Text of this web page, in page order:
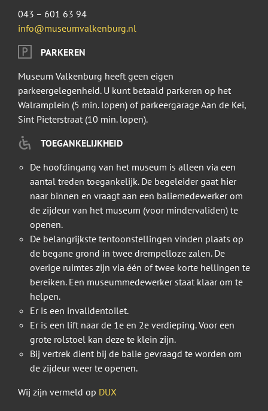
043 – 601 63 94
info@museumvalkenburg.nl
PARKEREN
Museum Valkenburg heeft geen eigen
parkeergelegenheid. U kunt betaald parkeren op het
Walramplein (5 min. lopen) of parkeergarage Aan de Kei,
Sint Pieterstraat (10 min. lopen).
TOEGANKELIJKHEID
De hoofdingang van het museum is alleen via een
aantal treden toegankelijk. De begeleider gaat hier
naar binnen en vraagt aan een baliemedewerker om
de zijdeur van het museum (voor mindervaliden) te
openen.
De belangrijkste tentoonstellingen vinden plaats op
de begane grond in twee drempelloze zalen. De
overige ruimtes zijn via één of twee korte hellingen te
bereiken. Een museummedewerker staat klaar om te
helpen.
Er is een invalidentoilet.
Er is een lift naar de 1e en 2e verdieping. Voor een
grote rolstoel kan deze te klein zijn.
Bij vertrek dient bij de balie gevraagd te worden om
de zijdeur weer te openen.
Wij zijn vermeld op DUX